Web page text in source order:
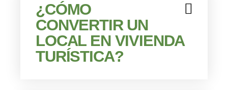
¿CÓMO
CONVERTIR UN
LOCAL EN VIVIENDA
TURÍSTICA?